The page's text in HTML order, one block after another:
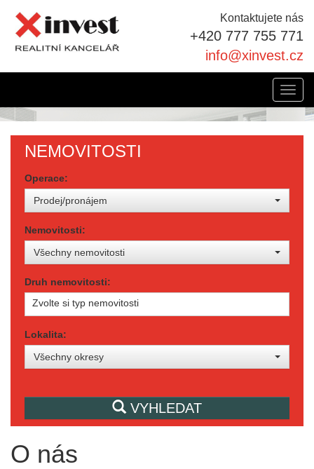
Kontaktujete nás
+420 777 755 771
info@xinvest.cz
NEMOVITOSTI
Operace:
Prodej/pronájem
Nemovitosti:
Všechny nemovitosti
Druh nemovitosti:
Zvolte si typ nemovitosti
Lokalita:
Všechny okresy
VYHLEDAT
O nás